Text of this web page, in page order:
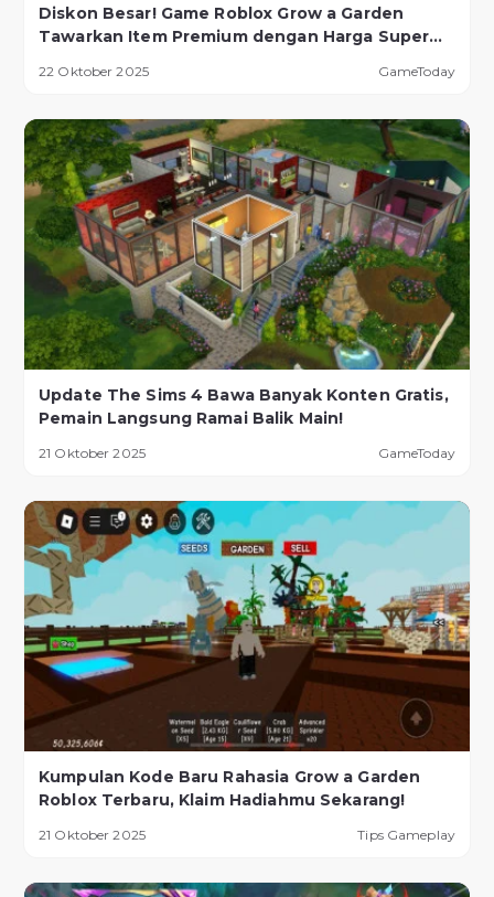
Diskon Besar! Game Roblox Grow a Garden
Tawarkan Item Premium dengan Harga Super
22 Oktober 2025 GameToday
Update The Sims 4 Bawa Banyak Konten Gratis,
Pemain Langsung Ramai Balik Main!
21 Oktober 2025 GameToday
Kumpulan Kode Baru Rahasia Grow a Garden
Roblox Terbaru, Klaim Hadiahmu Sekarang!
21 Oktober 2025 Tips Gameplay